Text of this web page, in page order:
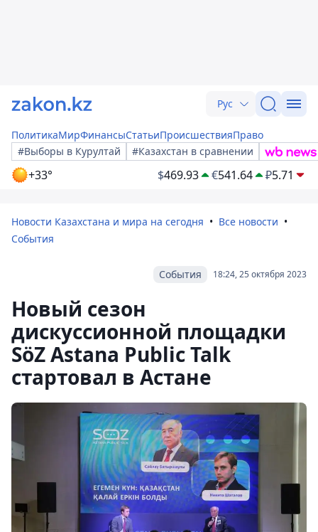
Рус
ПолитикаМирФинансыСтатьиПроисшествияПраво
#Выборы в Курултай
#Казахстан в сравнении
+33° $469.93 €541.64 ₽5.71
Новости Казахстана и мира на сегодня
Все новости
События
18:24, 25 октября 2023
События
Новый сезон
дискуссионной площадки
SöZ Astana Public Talk
стартовал в Астане